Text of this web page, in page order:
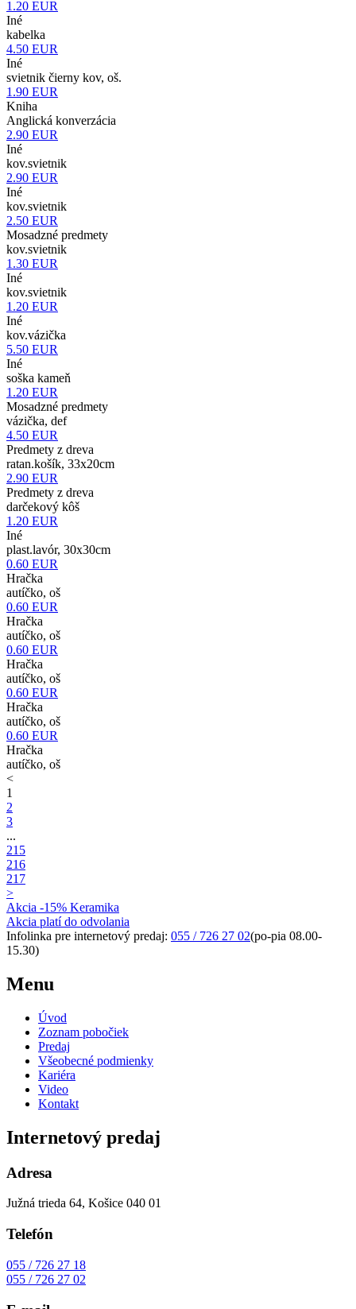
1.20 EUR
Iné
kabelka
4.50 EUR
Iné
svietnik čierny kov, oš.
1.90 EUR
Kniha
Anglická konverzácia
2.90 EUR
Iné
kov.svietnik
2.90 EUR
Iné
kov.svietnik
2.50 EUR
Mosadzné predmety
kov.svietnik
1.30 EUR
Iné
kov.svietnik
1.20 EUR
Iné
kov.vázička
5.50 EUR
Iné
soška kameň
1.20 EUR
Mosadzné predmety
vázička, def
4.50 EUR
Predmety z dreva
ratan.košík, 33x20cm
2.90 EUR
Predmety z dreva
darčekový kôš
1.20 EUR
Iné
plast.lavór, 30x30cm
0.60 EUR
Hračka
autíčko, oš
0.60 EUR
Hračka
autíčko, oš
0.60 EUR
Hračka
autíčko, oš
0.60 EUR
Hračka
autíčko, oš
0.60 EUR
Hračka
autíčko, oš
<
1
2
3
...
215
216
217
>
Akcia -15% Keramika
Akcia platí do odvolania
Infolinka pre internetový predaj: 055 / 726 27 02(po-pia 08.00-
15.30)
Menu
Úvod
Zoznam pobočiek
Predaj
Všeobecné podmienky
Kariéra
Video
Kontakt
Internetový predaj
Adresa
Južná trieda 64, Košice 040 01
Telefón
055 / 726 27 18
055 / 726 27 02